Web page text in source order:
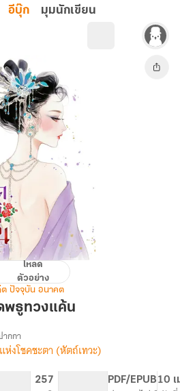
อีบุ๊ก มุมนักเขียน
โหลด
ตัวอย่าง
ปัจจุบัน อนาคต
พธูทวงแค้น
เรื่อง
พธู
กกา
ห่งโชคชะตา (หัตถ์เทวะ)
257 PDF/EPUB10